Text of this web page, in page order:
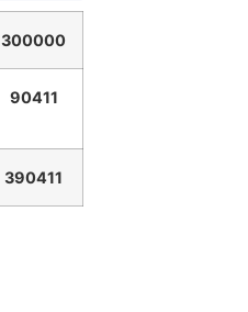
300000
90411
390411